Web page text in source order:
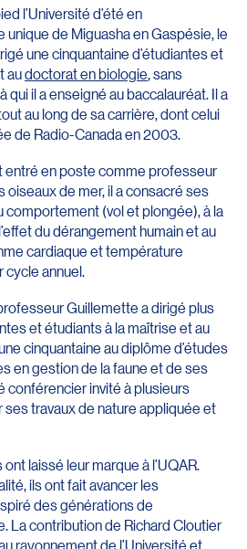
l’Université d’été en
unique de Miguasha en Gaspésie, le
une cinquantaine d’étudiantes et
audoctorat en biologie, sans
il a enseigné au baccalauréat. Il a
au long de sa carrière, dont celui
de Radio-Canada en 2003.
entré en poste comme professeur
oiseaux de mer, il a consacré ses
comportement (vol et plongée), à la
du dérangement humain et au
cardiaque et température
cycle annuel.
Guillemette a dirigé plus
et étudiants à la maîtrise et au
cinquantaine au diplôme d’études
en gestion de la faune et de ses
conférencier invité à plusieurs
travaux de nature appliquée et
laissé leur marque à l’UQAR.
ils ont fait avancer les
des générations de
La contribution de Richard Cloutier
rayonnement de l’Université et